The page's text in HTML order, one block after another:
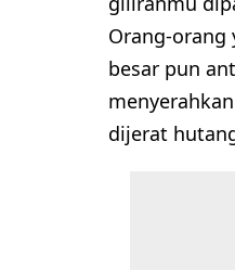
Orang-orang
besar pun
dijerat